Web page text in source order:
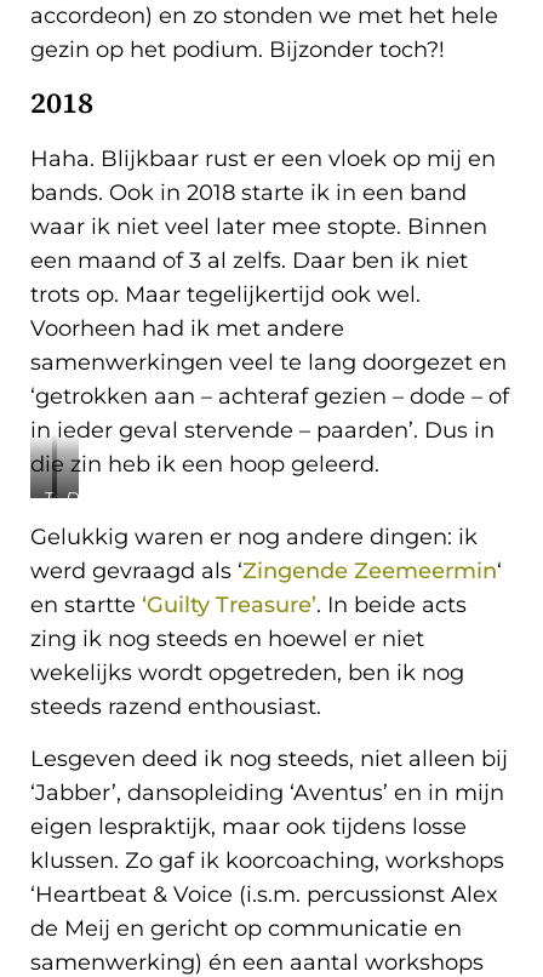
accordeon) en zo stonden we met het hele
gezin op het podium. Bijzonder toch?!
2018
Haha. Blijkbaar rust er een vloek op mij en
bands. Ook in 2018 starte ik in een band
waar ik niet veel later mee stopte. Binnen
een maand of 3 al zelfs. Daar ben ik niet
trots op. Maar tegelijkertijd ook wel.
Voorheen had ik met andere
samenwerkingen veel te lang doorgezet en
‘getrokken aan – achteraf gezien – dode – of
in ieder geval stervende – paarden’. Dus in
die zin heb ik een hoop geleerd.
Toen
nog
vol
goede
moed
zat
voor
optreden
de
band.
Deze
ken
je
wel:
Guilty
Treasure!
Gelukkig waren er nog andere dingen: ik
werd gevraagd als ‘Zingende Zeemeermin‘
en startte ‘Guilty Treasure’. In beide acts
zing ik nog steeds en hoewel er niet
wekelijks wordt opgetreden, ben ik nog
steeds razend enthousiast.
Lesgeven deed ik nog steeds, niet alleen bij
‘Jabber’, dansopleiding ‘Aventus’ en in mijn
eigen lespraktijk, maar ook tijdens losse
klussen. Zo gaf ik koorcoaching, workshops
‘Heartbeat & Voice (i.s.m. percussionst Alex
de Meij en gericht op communicatie en
samenwerking) én een aantal workshops